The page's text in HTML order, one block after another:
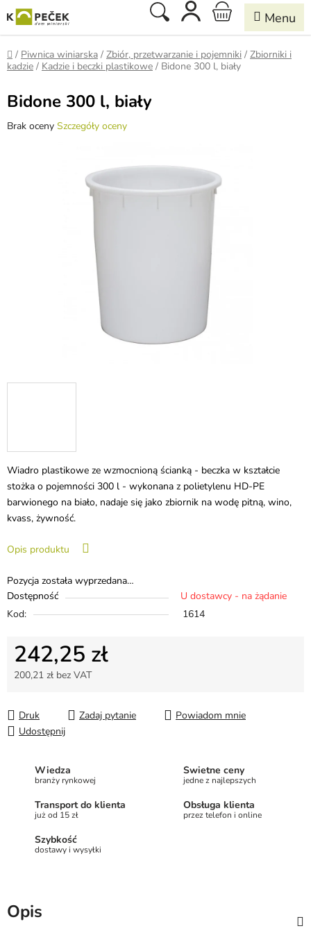
do
treści
Szukaj KOSZYK
Home
/ Piwnica winiarska / Zbiór, przetwarzanie i pojemniki / Zbiorniki i
kadzie / Kadzie i beczki plastikowe / Bidone 300 l, biały
Wiadro plastikowe ze wzmocnioną ścianką - beczka w kształcie
stożka o pojemności 300 l - wykonana z polietylenu HD-PE
barwionego na biało, nadaje się jako zbiornik na wodę pitną, wino,
kvass, żywność.
Opis produktu
Pozycja została wyprzedana…
Dostępność
U dostawcy - na żądanie
Kod:
1614
242,25 zł
200,21 zł bez VAT
Druk
Zadaj pytanie
Powiadom mnie
Udostępnij
Bidone 300 l, biały
Średnia
Brak oceny Szczegóły oceny
Wiedza
branży rynkowej
Świetne ceny
jedne z najlepszych
Transport do klienta
już od 15 zł
Obsługa klienta
przez telefon i online
Szybkość
dostawy i wysyłki
Opis